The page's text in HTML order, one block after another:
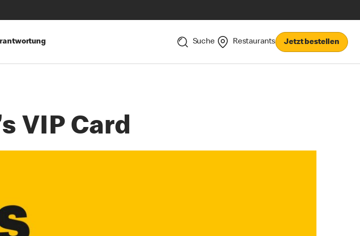
Suche Restaurants Jetzt bestellen
VIP Card